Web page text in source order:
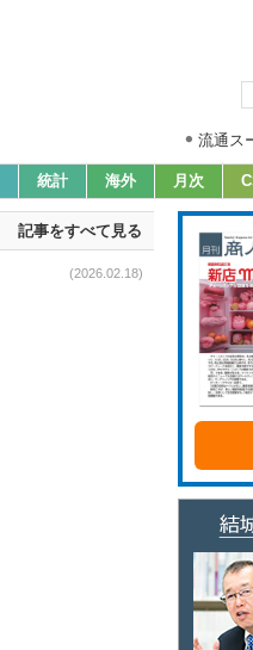
流通ス
統計 海外 月次
記事をすべて見る
(2026.02.18)